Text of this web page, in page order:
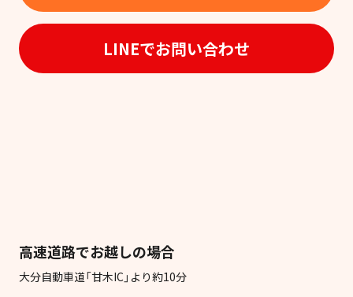
LINEでお問い合わせ
高速道路でお越しの場合
大分自動車道「甘木IC」より約10分